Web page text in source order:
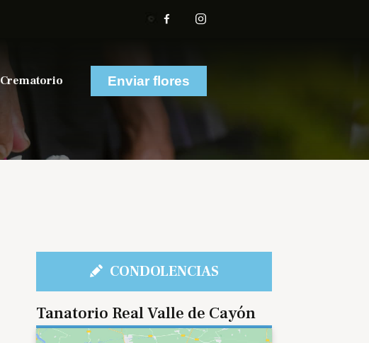
Crematorio Enviar flores
CONDOLENCIAS
Tanatorio Real Valle de Cayón